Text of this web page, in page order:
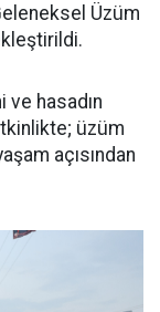
Üzüm
ve hasadın
üzüm
açısından